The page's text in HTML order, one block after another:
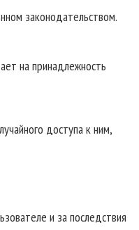
законодательством.
на принадлежность
доступа к ним,
и за последствия